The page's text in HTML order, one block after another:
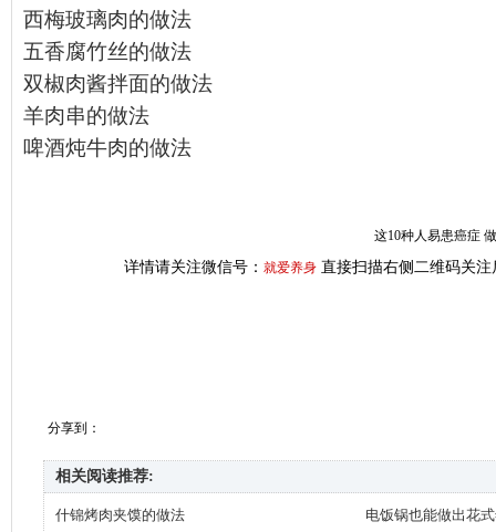
西梅玻璃肉的做法
五香腐竹丝的做法
双椒肉酱拌面的做法
羊肉串的做法
啤酒炖牛肉的做法
这10种人易患癌症
详情请关注微信号： 就爱养身 直接扫描右侧二维码关注
分享到：
相关阅读推荐:
什锦烤肉夹馍的做法
电饭锅也能做出花